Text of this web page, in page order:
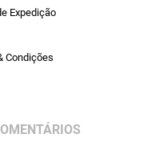
Expedição
Condições